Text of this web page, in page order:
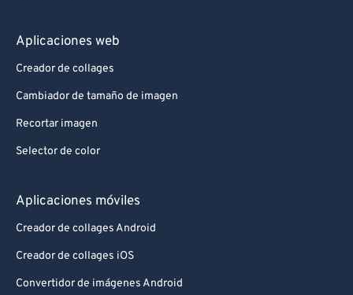
Aplicaciones web
Creador de collages
Cambiador de tamaño de imagen
Recortar imagen
Selector de color
Aplicaciones móviles
Creador de collages Android
Creador de collages iOS
Convertidor de imágenes Android